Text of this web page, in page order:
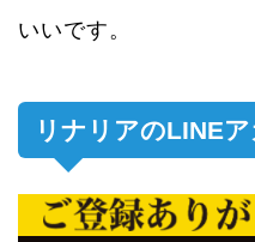
いいです。
リナリアのLINE